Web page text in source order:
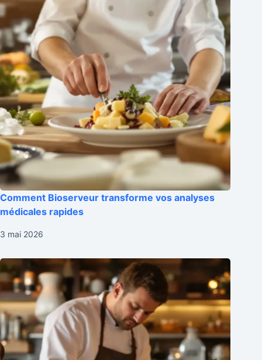
Comment Bioserveur transforme vos analyses
médicales rapides
3 mai 2026